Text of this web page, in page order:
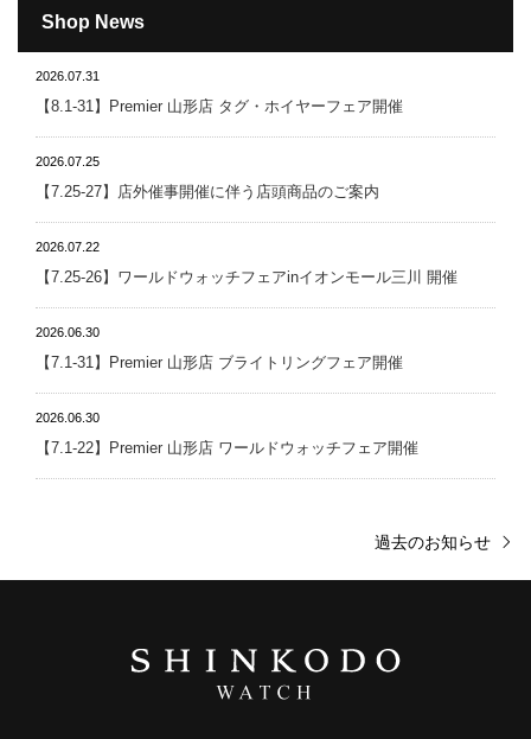
Shop News
2026.07.31
【8.1-31】Premier 山形店 タグ・ホイヤーフェア開催
2026.07.25
【7.25-27】店外催事開催に伴う店頭商品のご案内
2026.07.22
【7.25-26】ワールドウォッチフェアinイオンモール三川 開催
2026.06.30
【7.1-31】Premier 山形店 ブライトリングフェア開催
2026.06.30
【7.1-22】Premier 山形店 ワールドウォッチフェア開催
過去のお知らせ